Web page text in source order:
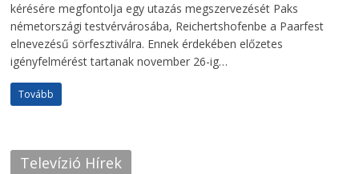
kérésére megfontolja egy utazás megszervezését Paks
németországi testvérvárosába, Reichertshofenbe a Paarfest
elnevezésű sörfesztiválra. Ennek érdekében előzetes
igényfelmérést tartanak november 26-ig…
Tovább
Televízió Hírek